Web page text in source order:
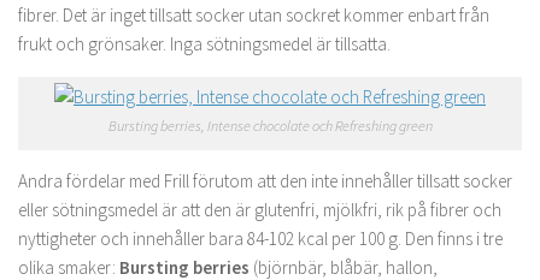
fibrer. Det är inget tillsatt socker utan sockret kommer enbart från
frukt och grönsaker. Inga sötningsmedel är tillsatta.
Bursting berries, Intense chocolate och Refreshing green
Andra fördelar med Frill förutom att den inte innehåller tillsatt socker
eller sötningsmedel är att den är glutenfri, mjölkfri, rik på fibrer och
nyttigheter och innehåller bara 84-102 kcal per 100 g. Den finns i tre
olika smaker: Bursting berries (björnbär, blåbär, hallon,